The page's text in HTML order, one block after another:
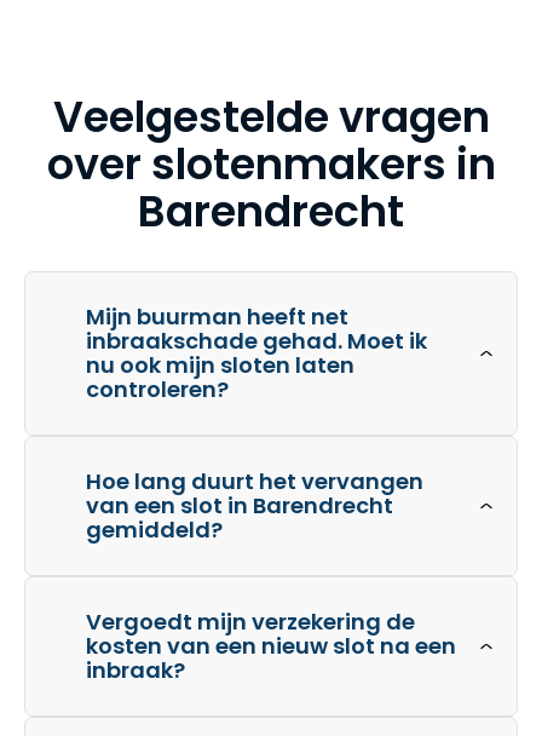
Veelgestelde vragen
over slotenmakers in
Barendrecht
Mijn buurman heeft net
inbraakschade gehad. Moet ik
nu ook mijn sloten laten
controleren?
Hoe lang duurt het vervangen
van een slot in Barendrecht
gemiddeld?
Vergoedt mijn verzekering de
kosten van een nieuw slot na een
inbraak?